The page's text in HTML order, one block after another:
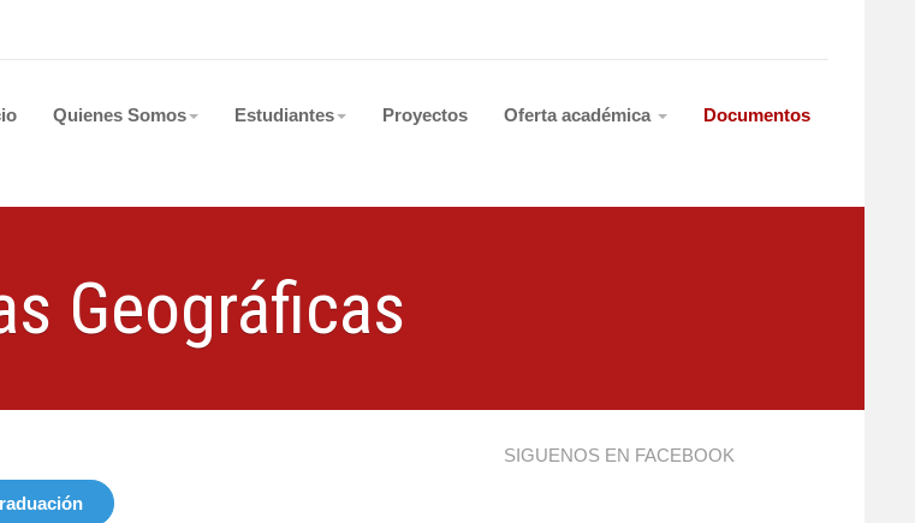
Quienes Somos Estudiantes Proyectos Oferta académica Documentos
Geográficas
SIGUENOS EN FACEBOOK